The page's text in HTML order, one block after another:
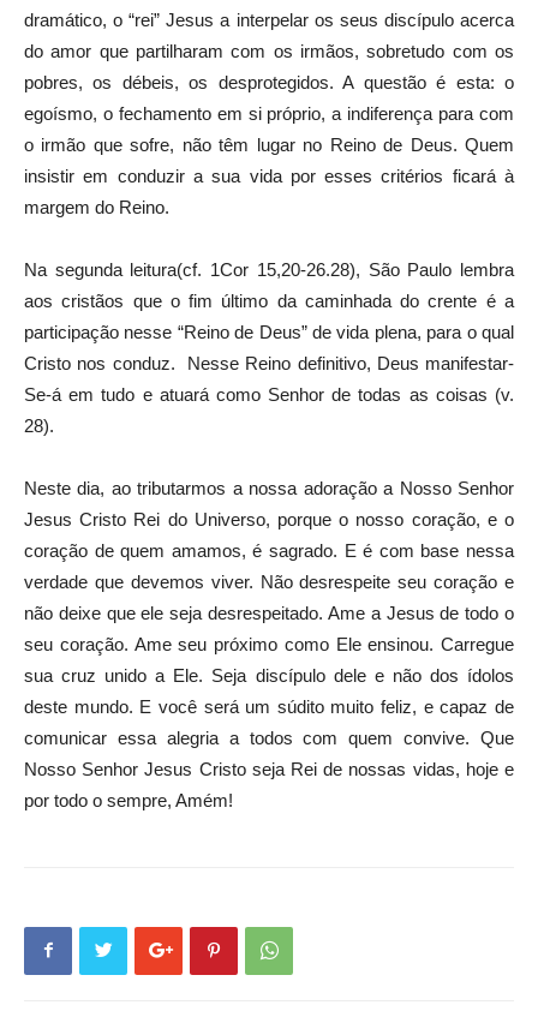
dramático, o “rei” Jesus a interpelar os seus discípulo acerca
do amor que partilharam com os irmãos, sobretudo com os
pobres, os débeis, os desprotegidos. A questão é esta: o
egoísmo, o fechamento em si próprio, a indiferença para com
o irmão que sofre, não têm lugar no Reino de Deus. Quem
insistir em conduzir a sua vida por esses critérios ficará à
margem do Reino.
Na segunda leitura(cf. 1Cor 15,20-26.28), São Paulo lembra
aos cristãos que o fim último da caminhada do crente é a
participação nesse “Reino de Deus” de vida plena, para o qual
Cristo nos conduz. Nesse Reino definitivo, Deus manifestar-
Se-á em tudo e atuará como Senhor de todas as coisas (v.
28).
Neste dia, ao tributarmos a nossa adoração a Nosso Senhor
Jesus Cristo Rei do Universo, porque o nosso coração, e o
coração de quem amamos, é sagrado. E é com base nessa
verdade que devemos viver. Não desrespeite seu coração e
não deixe que ele seja desrespeitado. Ame a Jesus de todo o
seu coração. Ame seu próximo como Ele ensinou. Carregue
sua cruz unido a Ele. Seja discípulo dele e não dos ídolos
deste mundo. E você será um súdito muito feliz, e capaz de
comunicar essa alegria a todos com quem convive. Que
Nosso Senhor Jesus Cristo seja Rei de nossas vidas, hoje e
por todo o sempre, Amém!